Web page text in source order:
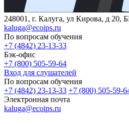
248001, г. Калуга, ул Кирова, д 20,
kaluga@ecoips.ru
По вопросам обучения
+7 (4842) 23-13-33
Бэк-офис
+7 (800) 505-59-64
Вход для слушателей
По вопросам обучения
+7 (4842) 23-13-33 +7 (800) 505-59-
Электронная почта
kaluga@ecoips.ru